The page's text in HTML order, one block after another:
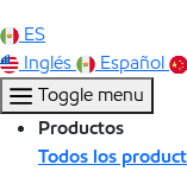
ES
Inglés
Español
Toggle menu
Productos
Todos los